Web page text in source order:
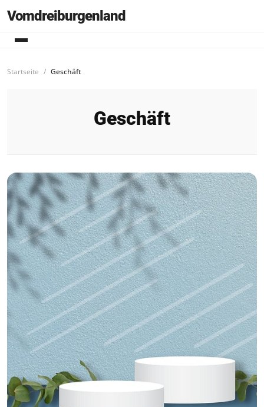
Vomdreiburgenland
Startseite Geschäft
Geschäft